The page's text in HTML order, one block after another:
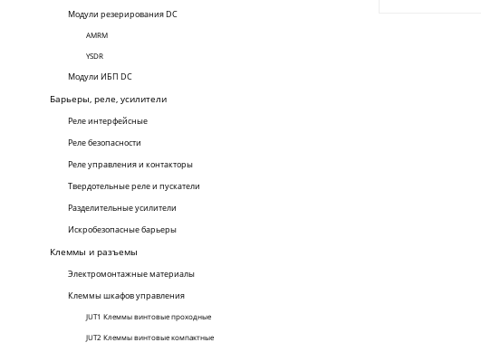
Модули резерирования DC
AMRM
YSDR
Модули ИБП DC
Барьеры, реле, усилители
Реле интерфейсные
Реле безопасности
Реле управления и контакторы
Твердотельные реле и пускатели
Разделительные усилители
Искробезопасные барьеры
Клеммы и разъемы
Электромонтажные материалы
Клеммы шкафов управления
JUT1 Клеммы винтовые проходные
JUT2 Клеммы винтовые компактные